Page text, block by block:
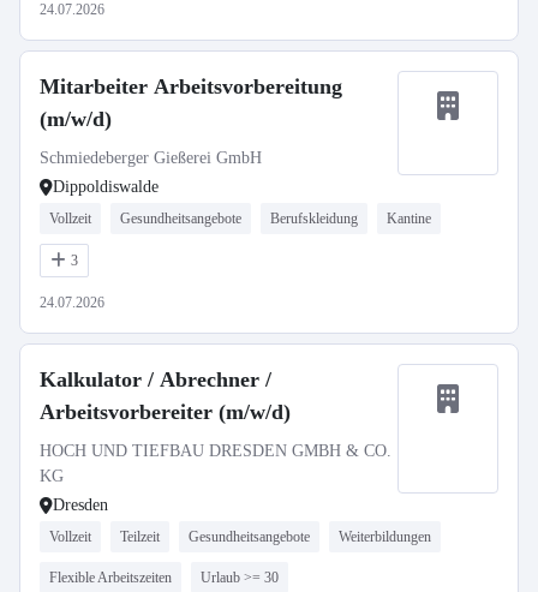
24.07.2026
Mitarbeiter Arbeitsvorbereitung
(m/w/d)
Schmiedeberger Gießerei GmbH
Dippoldiswalde
Vollzeit Gesundheitsangebote Berufskleidung Kantine
3
24.07.2026
Kalkulator / Abrechner /
Arbeitsvorbereiter (m/w/d)
HOCH UND TIEFBAU DRESDEN GMBH & CO.
KG
Dresden
Vollzeit Teilzeit Gesundheitsangebote Weiterbildungen
Flexible Arbeitszeiten Urlaub >= 30